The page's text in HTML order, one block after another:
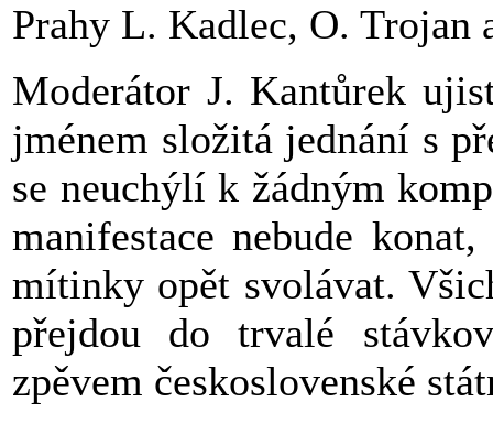
Prahy L. Kadlec, O.
Moderátor J. Kantůrek
jménem složitá jednání s
se neuchýlí k žádným
manifestace nebude
mítinky opět svolávat.
přejdou do trvalé
zpěvem československé